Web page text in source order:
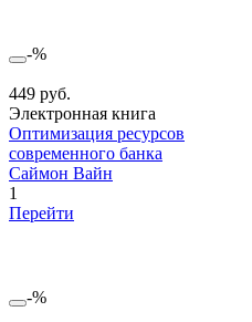
-%
449 руб.
Электронная книга
Оптимизация ресурсов
современного банка
Саймон Вайн
1
Перейти
-%